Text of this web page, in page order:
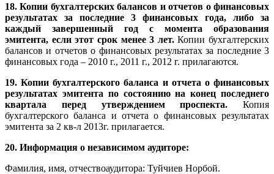
18. Копии бухгалтерских балансов и отчетов о финансовых
результатах за последние 3 финансовых года, либо за
каждый завершенный год с момента образования
эмитента, если этот срок менее 3 лет.Копии бухгалтерских
балансов и отчетов о финансовых результатах за последние 3
финансовых года – 2010 г., 2011 г., 2012 г. прилагаются.
19. Копии бухгалтерского баланса и отчета о финансовых
результатах эмитента по состоянию на конец последнего
квартала перед утверждением проспекта. Копия
бухгалтерского баланса и отчета о финансовых результатах
эмитента за 2 кв-л 2013г. прилагается.
20. Информация о независимом аудиторе:
Фамилия, имя, отчествоаудитора: Туйчиев Норбой.